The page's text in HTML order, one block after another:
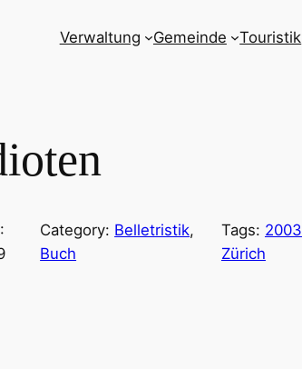
Verwaltung Gemeinde Touristik
Category: Belletristik
Buch
Tags: 2003
Zürich